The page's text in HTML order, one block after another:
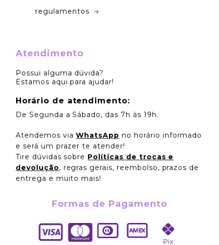
regulamentos
Atendimento
Possui alguma dúvida?
Estamos aqui para ajudar!
Horário de atendimento:
De Segunda a Sábado, das 7h às 19h.
Atendemos via WhatsApp no horário informado
e será um prazer te atender!
Tire dúvidas sobre Políticas de trocas e
devolução, regras gerais, reembolso, prazos de
entrega e muito mais!
Formas de Pagamento